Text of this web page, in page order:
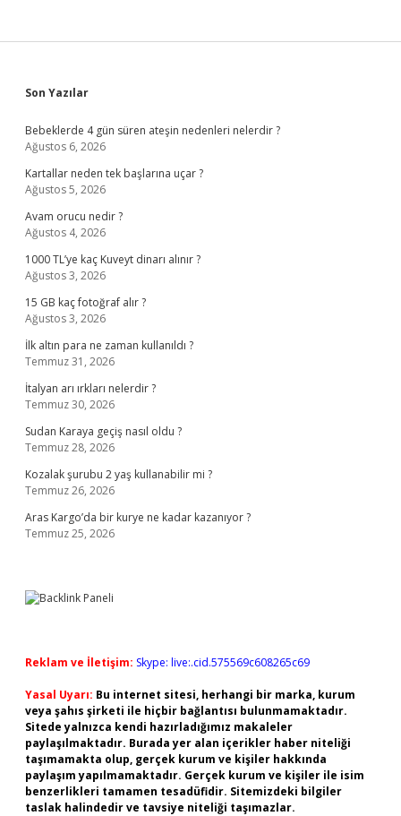
Sidebar
Son Yazılar
Bebeklerde 4 gün süren ateşin nedenleri nelerdir ?
Ağustos 6, 2026
Kartallar neden tek başlarına uçar ?
Ağustos 5, 2026
Avam orucu nedir ?
Ağustos 4, 2026
1000 TL’ye kaç Kuveyt dinarı alınır ?
Ağustos 3, 2026
15 GB kaç fotoğraf alır ?
Ağustos 3, 2026
İlk altın para ne zaman kullanıldı ?
Temmuz 31, 2026
İtalyan arı ırkları nelerdir ?
Temmuz 30, 2026
Sudan Karaya geçiş nasıl oldu ?
Temmuz 28, 2026
Kozalak şurubu 2 yaş kullanabilir mi ?
Temmuz 26, 2026
Aras Kargo’da bir kurye ne kadar kazanıyor ?
Temmuz 25, 2026
Reklam ve İletişim: Skype: live:.cid.575569c608265c69
Yasal Uyarı: Bu internet sitesi, herhangi bir marka, kurum
veya şahıs şirketi ile hiçbir bağlantısı bulunmamaktadır.
Sitede yalnızca kendi hazırladığımız makaleler
paylaşılmaktadır. Burada yer alan içerikler haber niteliği
taşımamakta olup, gerçek kurum ve kişiler hakkında
paylaşım yapılmamaktadır. Gerçek kurum ve kişiler ile isim
benzerlikleri tamamen tesadüfidir. Sitemizdeki bilgiler
taslak halindedir ve tavsiye niteliği taşımazlar.